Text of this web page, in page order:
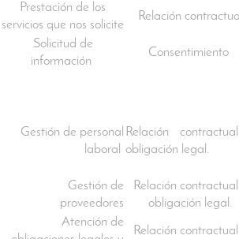
Prestación de los
servicios que nos solicite
Relación contractual
Solicitud de
información
Consentimiento
Gestión de personal
laboral
Relación
obligación legal.
Gestión de
proveedores
Relación
obligación legal.
Atención de
Relación